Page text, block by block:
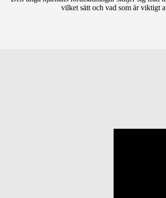
vilket sätt och vad som är viktigt